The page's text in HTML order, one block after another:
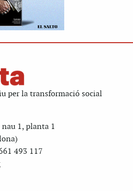
per la transformació social
nau 1, planta 1
493 117